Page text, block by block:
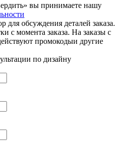
вы принимаете нашу
для обсуждения деталей заказа.
с момента заказа. На заказы с
промокодыи другие
по дизайну